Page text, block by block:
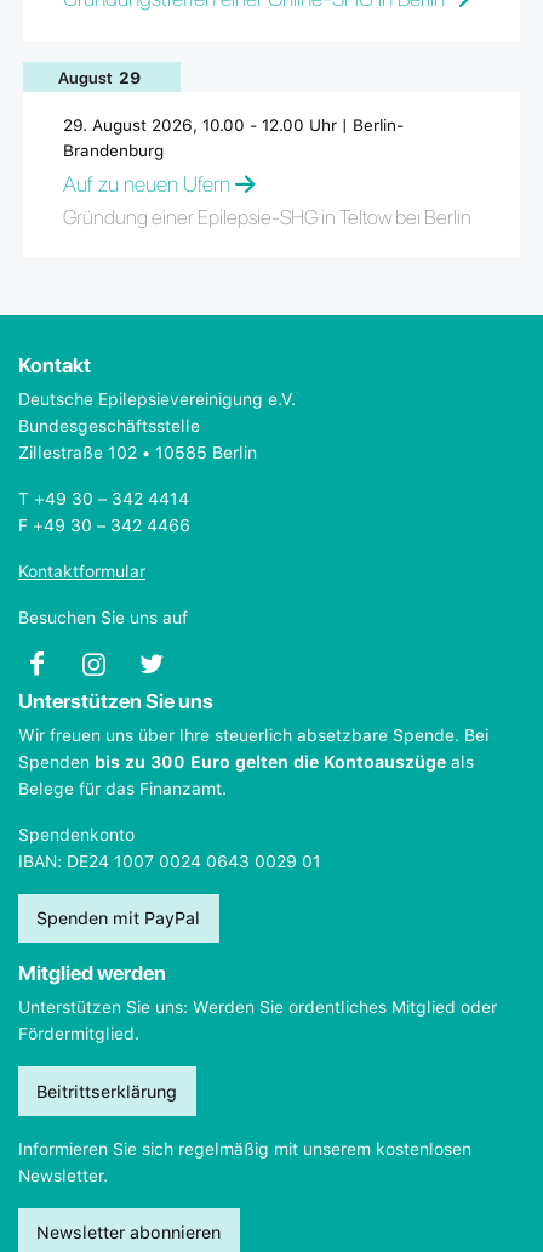
August 29
29. August 2026, 10.00 - 12.00 Uhr | Berlin-
Brandenburg
Auf zu neuen Ufern
Gründung einer Epilepsie-SHG in Teltow bei Berlin
Kontakt
Deutsche Epilepsievereinigung e.V.
Bundesgeschäftsstelle
Zillestraße 102 • 10585 Berlin
T +49 30 – 342 4414
F +49 30 – 342 4466
Kontaktformular
Besuchen Sie uns auf
Unterstützen Sie uns
Wir freuen uns über Ihre steuerlich absetzbare Spende. Bei
Spenden bis zu 300 Euro gelten die Kontoauszüge als
Belege für das Finanzamt.
Spendenkonto
IBAN: DE24 1007 0024 0643 0029 01
Spenden mit PayPal
Mitglied werden
Unterstützen Sie uns: Werden Sie ordentliches Mitglied oder
Fördermitglied.
Beitrittserklärung
Informieren Sie sich regelmäßig mit unserem kostenlosen
Newsletter.
Newsletter abonnieren